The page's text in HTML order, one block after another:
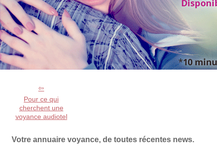
Pour ce qui
cherchent une
voyance audiotel
Votre annuaire voyance, de toutes récentes news.